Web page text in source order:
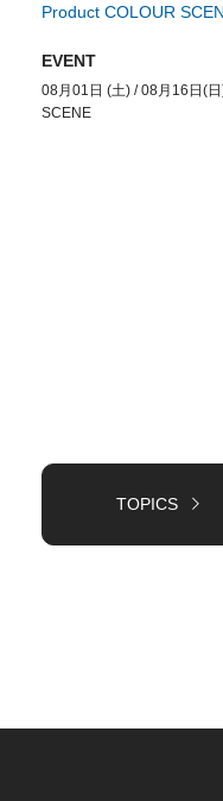
EVENT
08月01日 (土) / 08月16日(
SCENE
TOPICS